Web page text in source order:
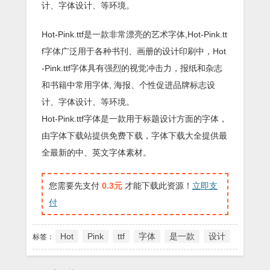
计、字体设计、等环境。
Hot-Pink.ttf是一款非常漂亮的艺术字体,Hot-Pink.tt
f字体广泛用于各种书刊、画册的设计印刷中，Hot
-Pink.ttf字体具有强烈的视觉冲击力，报纸和杂志
和书籍中常用字体, 海报、个性促进品牌标志设
计、字体设计、等环境。
Hot-Pink.ttf字体是一款用于标题设计方面的字体，
由字体下载站提供免费下载，字体下载大全提供最
全最新的中、英文字体素材。
您需要先支付 0.3元 才能下载此资源！ 立即支
付
标签： Hot Pink ttf 字体 是一款 设计